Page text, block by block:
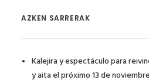
AZKEN SARRERAK
Kalejira y espectáculo para
y aita el próximo 13 de